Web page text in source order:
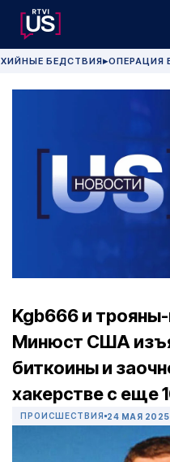
БЕДСТВИЯ▶ОПЕРАЦИЯ
Kgb666 и
Минюст США
биткоины и
хакерстве с еще
ПРОИСШЕСТВИЯ 24 МАЯ 2025